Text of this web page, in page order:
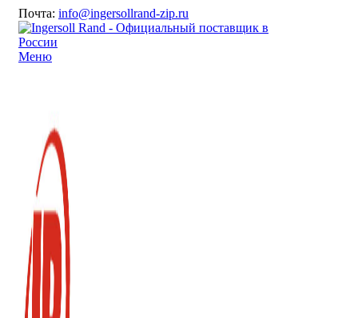
Почта: info@ingersollrand-zip.ru
Меню